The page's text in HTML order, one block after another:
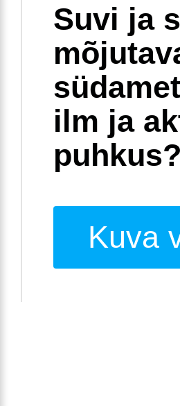
Suvi ja
ilm ja
puhkus?
Kuva